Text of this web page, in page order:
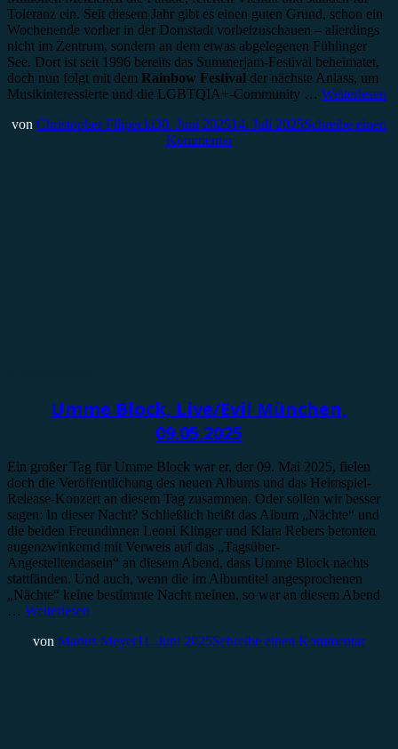
Toleranz ein. Seit diesem Jahr gibt es einen guten Grund, schon ein
Wochenende vorher in der Domstadt vorbeizuschauen – allerdings
nicht im Zentrum, sondern an dem etwas abgelegenen Fühlinger
See. Dort ist seit 1996 bereits das Summerjam-Festival beheimatet,
doch nun folgt mit dem Rainbow Festival der nächste Anlass, um
Musikinteressierte und die LGBTQIA+-Community … Weiterlesen
von Christopher Filipecki30. Juni 202514. Juli 2025Schreibe einen
Kommentar
Umme Block, Live/Evil München,
09.05.2025
Ein großer Tag für Umme Block war er, der 09. Mai 2025, fielen
doch die Veröffentlichung des neuen Albums und das Heimspiel-
Release-Konzert an diesem Tag zusammen. Oder sollen wir besser
sagen: In dieser Nacht? Schließlich heißt das Album „Nächte“ und
die beiden Freundinnen Leoni Klinger und Klara Rebers betonten
augenzwinkernd mit Verweis auf das „Tagsüber-
Angestelltendasein“ an diesem Abend, dass Umme Block nachts
stattfänden. Und auch, wenn die im Albumtitel angesprochenen
„Nächte“ keine bestimmte Nacht meinen, so war an diesem Abend
… Weiterlesen
von Marius Meyer11. Juni 2025Schreibe einen Kommentar